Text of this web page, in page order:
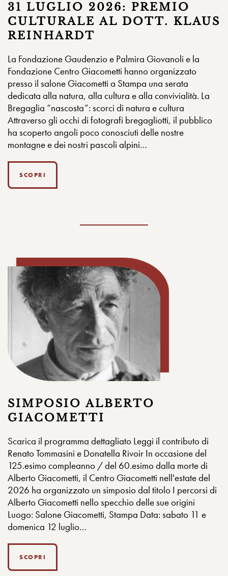
31 LUGLIO 2026: PREMIO
CULTURALE AL DOTT. KLAUS
REINHARDT
La Fondazione Gaudenzio e Palmira Giovanoli e la
Fondazione Centro Giacometti hanno organizzato
presso il salone Giacometti a Stampa una serata
dedicata alla natura, alla cultura e alla convivialità. La
Bregaglia “nascosta”: scorci di natura e cultura
Attraverso gli occhi di fotografi bregagliotti, il pubblico
ha scoperto angoli poco conosciuti delle nostre
montagne e dei nostri pascoli alpini…
SCOPRI
SIMPOSIO ALBERTO
GIACOMETTI
Scarica il programma dettagliato Leggi il contributo di
Renato Tommasini e Donatella Rivoir In occasione del
125.esimo compleanno / del 60.esimo dalla morte di
Alberto Giacometti, il Centro Giacometti nell'estate del
2026 ha organizzato un simposio dal titolo I percorsi di
Alberto Giacometti nello specchio delle sue origini
Luogo: Salone Giacometti, Stampa Data: sabato 11 e
domenica 12 luglio…
SCOPRI